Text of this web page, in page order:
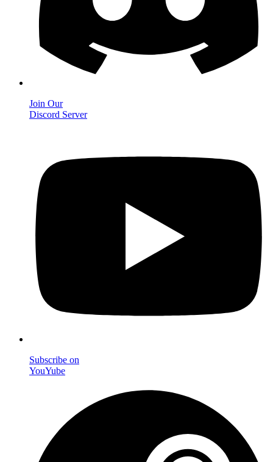
Join Our
Discord Server
Subscribe on
YouYube